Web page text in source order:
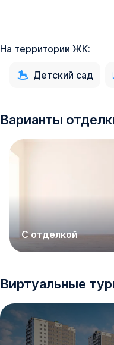
На территории ЖК:
Детский сад
Варианты
С отделкой
Виртуальные